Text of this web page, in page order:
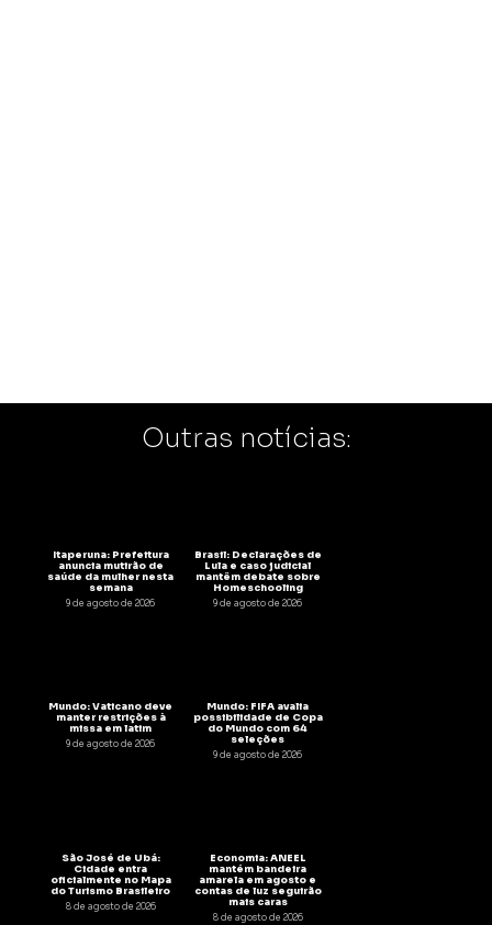
Outras notícias:
Itaperuna: Prefeitura
anuncia mutirão de
saúde da mulher nesta
semana
9 de agosto de 2026
Brasil: Declarações de
Lula e caso judicial
mantêm debate sobre
Homeschooling
9 de agosto de 2026
Mundo: Vaticano deve
manter restrições à
missa em latim
9 de agosto de 2026
Mundo: FIFA avalia
possibilidade de Copa
do Mundo com 64
seleções
9 de agosto de 2026
São José de Ubá:
Cidade entra
oficialmente no Mapa
do Turismo Brasileiro
8 de agosto de 2026
Economia: ANEEL
mantém bandeira
amarela em agosto e
contas de luz seguirão
mais caras
8 de agosto de 2026